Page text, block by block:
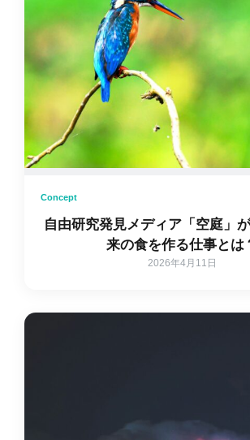
Concept
自由研究発見メディア「空庭」
来の食を作る仕事とは
2026年4月11日